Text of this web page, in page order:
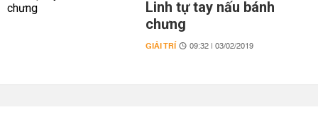
Linh tự tay nấu bánh
chưng
GIẢI TRÍ 09:32 | 03/02/2019